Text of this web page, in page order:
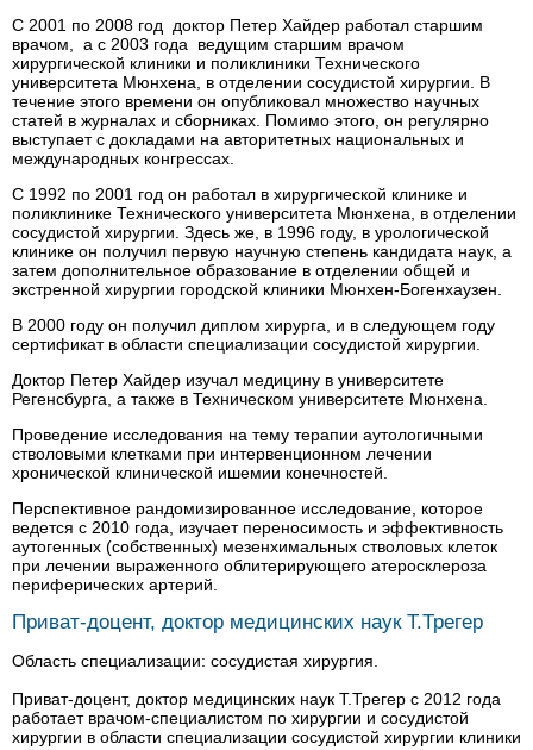
С 2001 по 2008 год доктор Петер Хайдер работал старшим
врачом, а с 2003 года ведущим старшим врачом
хирургической клиники и поликлиники Технического
университета Мюнхена, в отделении сосудистой хирургии. В
течение этого времени он опубликовал множество научных
статей в журналах и сборниках. Помимо этого, он регулярно
выступает с докладами на авторитетных национальных и
международных конгрессах.
С 1992 по 2001 год он работал в хирургической клинике и
поликлинике Технического университета Мюнхена, в отделении
сосудистой хирургии. Здесь же, в 1996 году, в урологической
клинике он получил первую научную степень кандидата наук, а
затем дополнительное образование в отделении общей и
экстренной хирургии городской клиники Мюнхен-Богенхаузен.
В 2000 году он получил диплом хирурга, и в следующем году
сертификат в области специализации сосудистой хирургии.
Доктор Петер Хайдер изучал медицину в университете
Регенсбурга, а также в Техническом университете Мюнхена.
Проведение исследования на тему терапии аутологичными
стволовыми клетками при интервенционном лечении
хронической клинической ишемии конечностей.
Перспективное рандомизированное исследование, которое
ведется с 2010 года, изучает переносимость и эффективность
аутогенных (собственных) мезенхимальных стволовых клеток
при лечении выраженного облитерирующего атеросклероза
периферических артерий.
Приват-доцент, доктор медицинских наук Т.Трегер
Область специализации: сосудистая хирургия.
Приват-доцент, доктор медицинских наук Т.Трегер с 2012 года
работает врачом-специалистом по хирургии и сосудистой
хирургии в области специализации сосудистой хирургии клиники